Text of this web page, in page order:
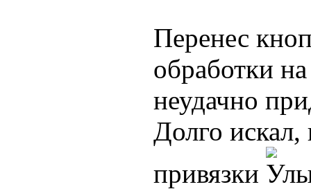
Перенес
обработки
неудачно
Долго искал,
привязки